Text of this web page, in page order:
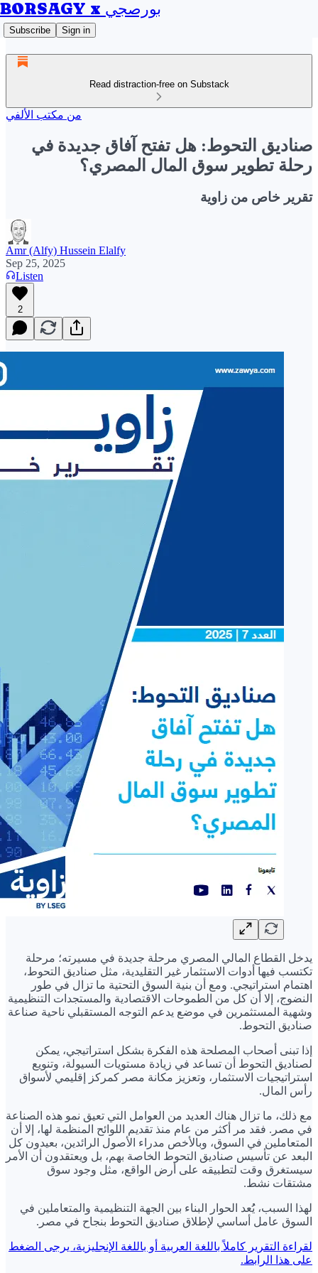
BORSAGY x بورصجي
Subscribe Sign in
Read distraction-free on Substack
من مكتب الألفي
صناديق التحوط: هل تفتح آفاق جديدة في
رحلة تطوير سوق المال المصري؟
تقرير خاص من زاوية
Amr (Alfy) Hussein Elalfy
Sep 25, 2025
Listen
2
يدخل القطاع المالي المصري مرحلة جديدة في مسيرته؛ مرحلة
تكتسب فيها أدوات الاستثمار غير التقليدية، مثل صناديق التحوط،
اهتمام استراتيجي. ومع أن بنية السوق التحتية ما تزال في طور
النضوج، إلا أن كل من الطموحات الاقتصادية والمستجدات التنظيمية
وشهية المستثمرين في موضع يدعم التوجه المستقبلي ناحية صناعة
صناديق التحوط.
إذا تبنى أصحاب المصلحة هذه الفكرة بشكل استراتيجي، يمكن
لصناديق التحوط أن تساعد في زيادة مستويات السيولة، وتنويع
استراتيجيات الاستثمار، وتعزيز مكانة مصر كمركز إقليمي لأسواق
رأس المال.
مع ذلك، ما تزال هناك العديد من العوامل التي تعيق نمو هذه الصناعة
في مصر. فقد مر أكثر من عام منذ تقديم اللوائح المنظمة لها، إلا أن
المتعاملين في السوق، وبالأخص مدراء الأصول الرائدين، بعيدون كل
البعد عن تأسيس صناديق التحوط الخاصة بهم، بل ويعتقدون أن الأمر
سيستغرق وقت لتطبيقه على أرض الواقع، مثل وجود سوق
مشتقات نشط.
لهذا السبب، يُُعد الحوار البناء بين الجهة التنظيمية والمتعاملين في
السوق عامل أساسي لإطلاق صناديق التحوط بنجاح في مصر.
لقراءة التقرير كاملاً باللغة العربية أو باللغة الإنجليزية، يرجى الضغط
على هذا الرابط.